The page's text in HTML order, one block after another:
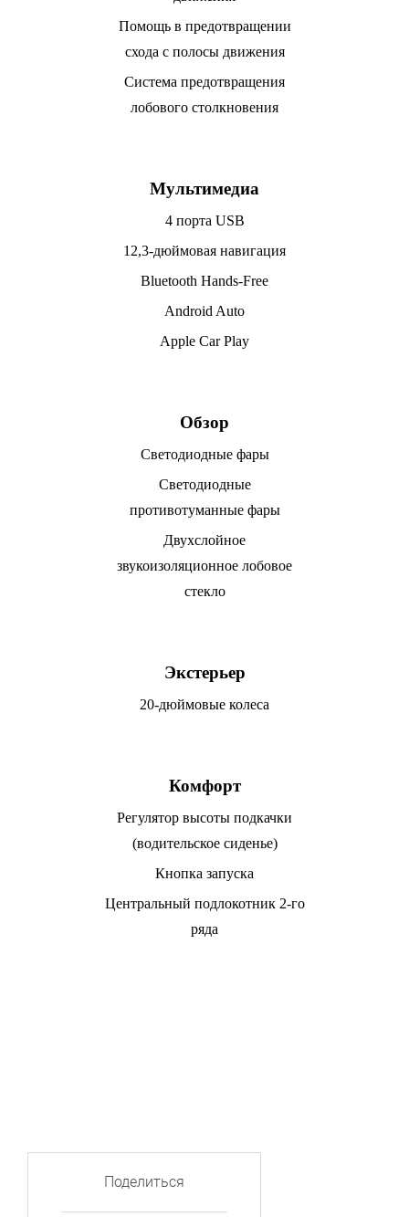
Помощь в предотвращении
схода с полосы движения
Система предотвращения
лобового столкновения
Мультимедиа
4 порта USB
12,3-дюймовая навигация
Bluetooth Hands-Free
Android Auto
Apple Car Play
Обзор
Cветодиодные фары
Светодиодные
противотуманные фары
Двухслойное
звукоизоляционное лобовое
стекло
Экстерьер
20-дюймовые колеса
Комфорт
Регулятор высоты подкачки
(водительское сиденье)
Кнопка запуска
Центральный подлокотник 2-го
ряда
Поделиться